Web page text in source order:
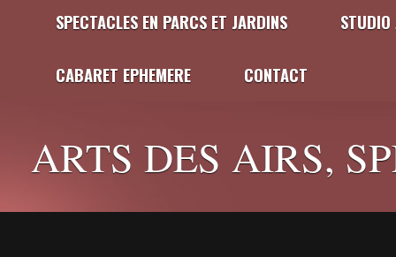
SPECTACLES EN PARCS ET JARDINS STUDIO
CABARET EPHEMERE CONTACT
ARTS DES AIRS,